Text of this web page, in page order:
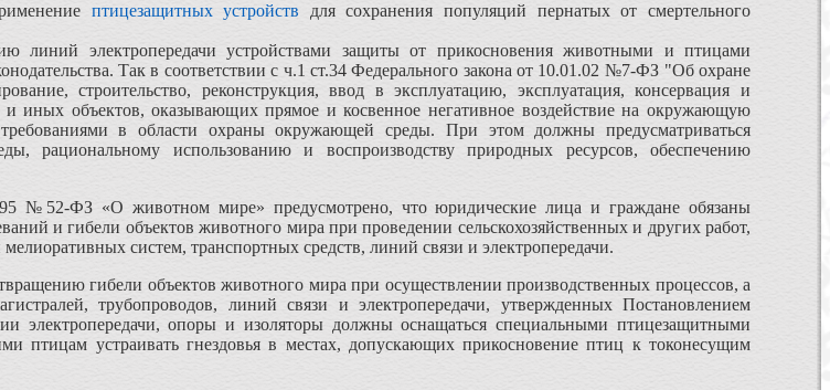
птицезащитных устройств для сохранения популяций пернатых от смертельного
линий электропередачи устройствами защиты от прикосновения животными и птицами
Так в соответствии с ч.1 ст.34 Федерального закона от 10.01.02 №7-ФЗ "Об охране
строительство, реконструкция, ввод в эксплуатацию, эксплуатация, консервация и
иных объектов, оказывающих прямое и косвенное негативное воздействие на окружающую
в области охраны окружающей среды. При этом должны предусматриваться
рациональному использованию и воспроизводству природных ресурсов, обеспечению
№52-ФЗ «О животном мире» предусмотрено, что юридические лица и граждане обязаны
и гибели объектов животного мира при проведении сельскохозяйственных и других работ,
систем, транспортных средств, линий связи и электропередачи.
гибели объектов животного мира при осуществлении производственных процессов, а
трубопроводов, линий связи и электропередачи, утвержденных Постановлением
электропередачи, опоры и изоляторы должны оснащаться специальными птицезащитными
птицам устраивать гнездовья в местах, допускающих прикосновение птиц к токонесущим